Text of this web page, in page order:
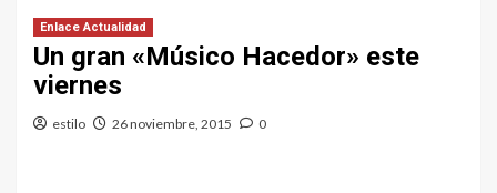
Enlace Actualidad
Un gran «Músico Hacedor» este
viernes
estilo 26 noviembre, 2015 0